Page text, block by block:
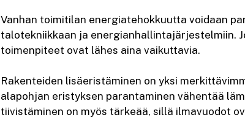
Vanhan toimitilan energiatehokkuutta voidaan
talotekniikkaan ja energianhallintajärjestelmiin.
toimenpiteet ovat lähes aina vaikuttavia.
Rakenteiden lisäeristäminen on yksi
alapohjan eristyksen parantaminen vähentää
tiivistäminen on myös tärkeää, sillä ilmavuodot